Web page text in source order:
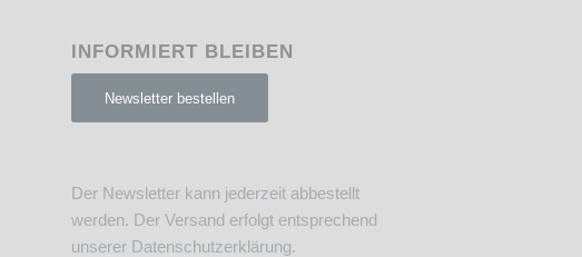
INFORMIERT BLEIBEN
Newsletter bestellen
Der Newsletter kann jederzeit abbestellt
werden. Der Versand erfolgt entsprechend
unserer Datenschutzerklärung.